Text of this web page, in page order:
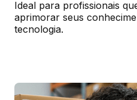
Ideal para profissionais
aprimorar seus
tecnologia.